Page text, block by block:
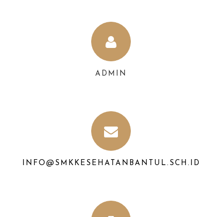
ADMIN
INFO@SMKKESEHATANBANTUL.SCH.ID